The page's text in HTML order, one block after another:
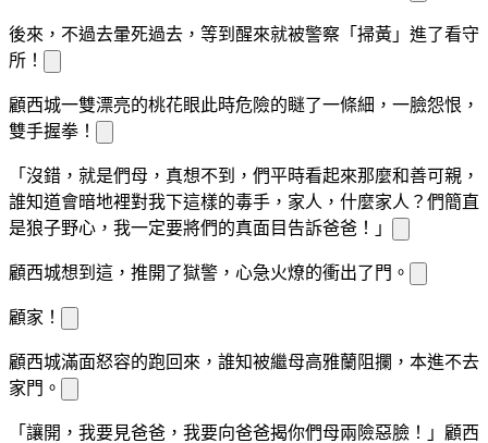
後來， 不過去暈死過去，等到 醒來就被警察「掃黃」進了看守
所！
顧西城一雙漂亮的桃花眼此時危險的瞇了一條細 ，一臉怨恨，
雙手握拳！
「沒錯，就是們母 ，真想不到， 們平時看起來那麼和善可親，
誰知道會暗地裡對我下這樣的毒手，家人，什麼家人？ 們簡直
是狼子野心，我一定要將們的真面目告訴爸爸！」
顧西城想到這，推開了獄警，心急火燎的衝出了門。
顧家！
顧西城滿面怒容的跑回來，誰知被繼母高雅蘭阻攔， 本進不去
家門。
「讓開，我要見爸爸，我要向爸爸揭你們母兩險惡臉！」顧西